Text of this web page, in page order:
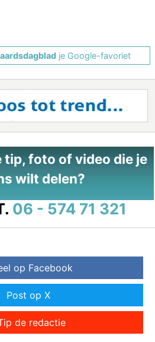
je Google-favoriet
tip, foto of video die je
wilt delen?
06 - 574 71 321
op Facebook
Post op X
de redactie